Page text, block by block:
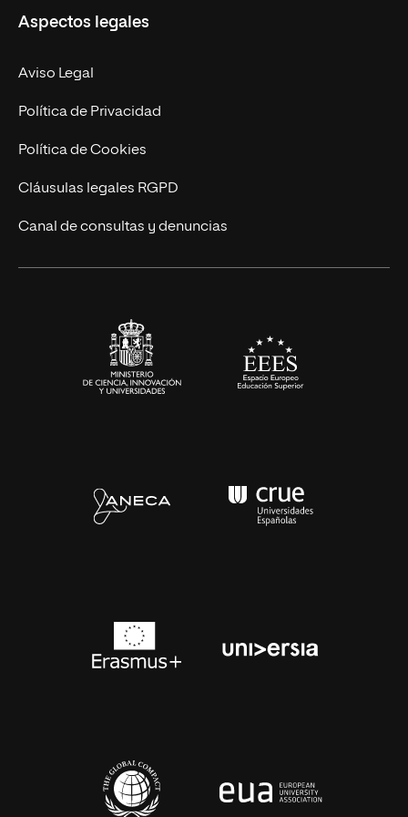
Empresa
MBA
Marketing y Comunicación
Ingeniería
Diseño
Ciencias de la Salud
Nuestro Equipo
Contacto
Aspectos legales
Aviso Legal
Política de Privacidad
Política de Cookies
Cláusulas legales RGPD
Canal de consultas y denuncias